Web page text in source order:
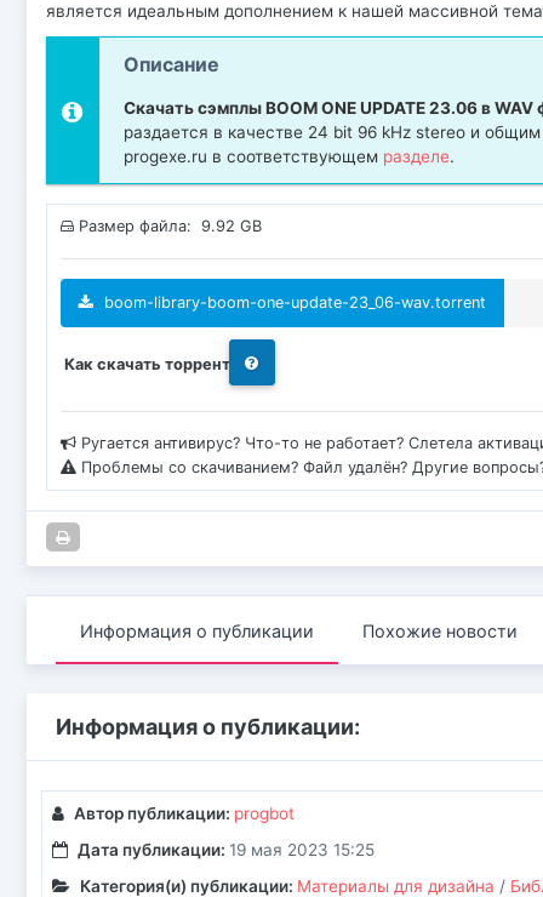
является идеальным дополнением к нашей массивной
Описание
Скачать сэмплы BOOM ONE UPDATE 23.06 в
раздается в качестве 24 bit 96 kHz stereo и
progexe.ru в соответствующем разделе.
Размер файла: 9.92 GB
boom-library-boom-one-update-23_06-wav.torrent
Как скачать торрент
Ругается антивирус? Что-то не работает? Слетела
Проблемы со скачиванием? Файл удалён? Другие
Информация о публикации Похожие новости
Информация о публикации:
Автор публикации: progbot
Дата публикации: 19 мая 2023 15:25
Категория(и) публикации: Материалы для дизайна /